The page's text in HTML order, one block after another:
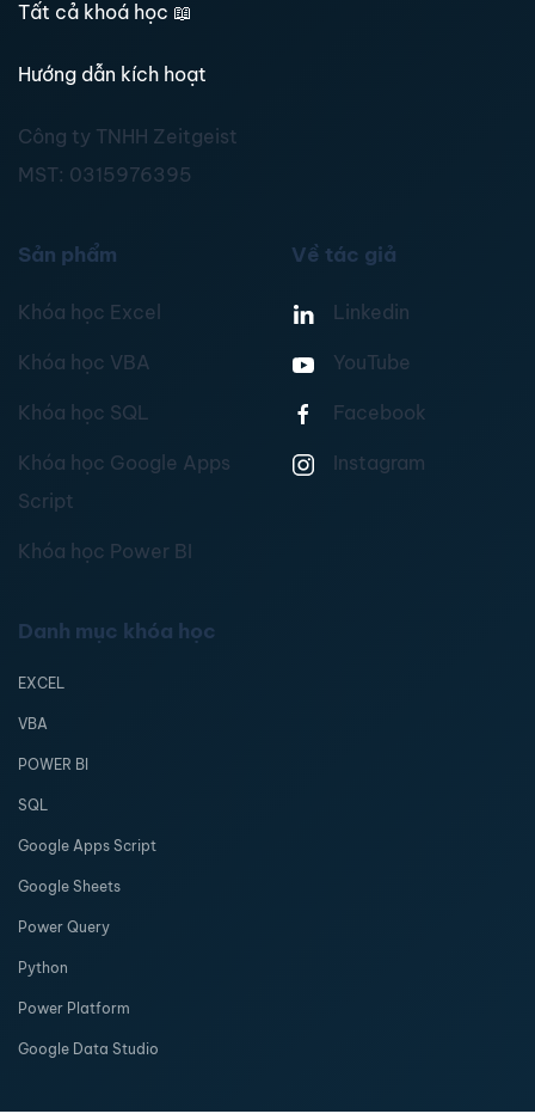
Tất cả khoá học 📖
Hướng dẫn kích hoạt
Công ty TNHH Zeitgeist
MST: 0315976395
Sản phẩm
Khóa học Excel
Khóa học VBA
Khóa học SQL
Khóa học Google Apps
Script
Khóa học Power BI
Về tác giả
Linkedin
YouTube
Facebook
Instagram
Danh mục khóa học
EXCEL
VBA
POWER BI
SQL
Google Apps Script
Google Sheets
Power Query
Python
Power Platform
Google Data Studio